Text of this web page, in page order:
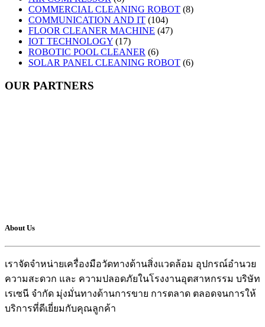
COMMERCIAL CLEANING ROBOT (8)
COMMUNICATION AND IT (104)
FLOOR CLEANER MACHINE (47)
IOT TECHNOLOGY (17)
ROBOTIC POOL CLEANER (6)
SOLAR PANEL CLEANING ROBOT (6)
OUR PARTNERS
About Us
เราจัดจำหน่ายเครื่องมือวัดทางด้านสิ่งแวดล้อม อุปกรณ์อำนวย
ความสะดวก และ ความปลอดภัยในโรงงานอุตสาหกรรม บริษัท
เรเซนี จำกัด มุ่งมั่นทางด้านการขาย การตลาด ตลอดจนการให้
บริการที่ดีเยี่ยมกับคุณลูกค้า